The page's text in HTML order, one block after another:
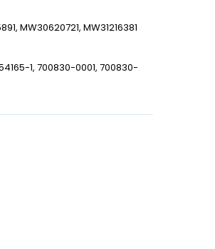
MW30620721, MW31216381
1, 700830-0001, 700830-